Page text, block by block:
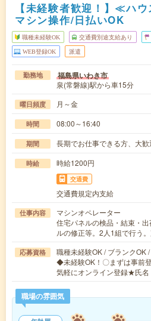
【未経験者歓迎！】≪ハ
マシン操作/日払いOK
職種未経験OK 交通費別途支給あり
WEB登録OK 派遣
勤務地 福島県いわき市
泉(常磐線)駅から車15分
曜日頻度 月～金
時間 08:00～16:40
期間 長期でお仕事できる方、大歓
時給 時給1200円
交通費
交通費規定内支給
仕事内容
マシンオペレーター
住宅パネルの検品・結束・
ルの修正等。2人1組で行う
応募資格
職種未経験OK / ブランクOK
◆未経験OK！〇まずは事前
気軽にオンライン登録★氏
職場の雰囲気